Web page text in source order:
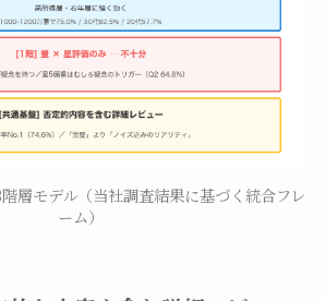
層モデル（当社調査結果に基づく統合フレ
ーム）